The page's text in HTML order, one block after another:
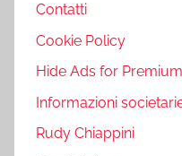
Contatti
Cookie Policy
Hide Ads for
Informazioni
Rudy Chiappini